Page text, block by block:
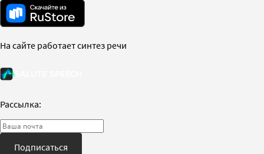
На сайте работает синтез речи
Рассылка:
Подписаться